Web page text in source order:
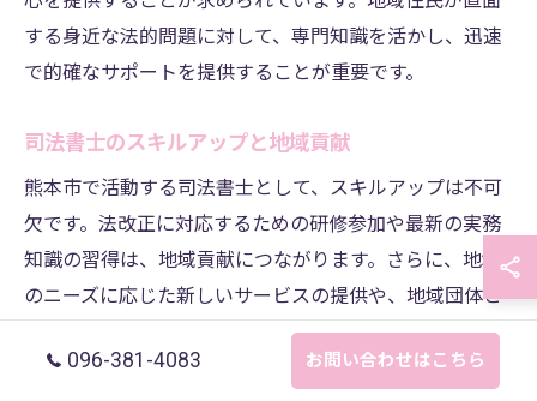
する身近な法的問題に対して、専門知識を活かし、迅速
で的確なサポートを提供することが重要です。
司法書士のスキルアップと地域貢献
熊本市で活動する司法書士として、スキルアップは不可
欠です。法改正に対応するための研修参加や最新の実務
知識の習得は、地域貢献につながります。さらに、地域
のニーズに応じた新しいサービスの提供や、地域団体と
の連携による社会貢献活動も重要です。これにより、地
域住民の信頼を得るとともに、熊本市の発展を支える一
096-381-4083 お問い合わせはこちら